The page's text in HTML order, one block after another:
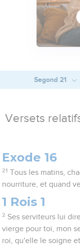
Segond 21
Versets
Exode 16
21 Tous les matins,
nourriture, et quand
1 Rois 1
2 Ses serviteurs lui
vierge pour toi, mon
roi, qu'elle le soigne